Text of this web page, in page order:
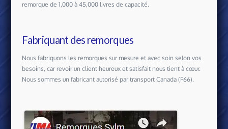
remorque de 1,000 à 45,000 livres de capacité.
Fabriquant des remorques
Nous fabriquons les remorques sur mesure et avec soin selon vos
besoins, car revoir un client heureux et satisfait nous tient à cœur.
Nous sommes un fabricant autorisé par transport Canada (F66).